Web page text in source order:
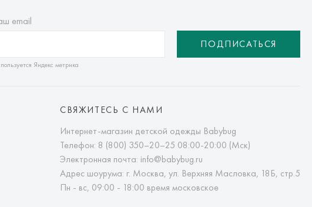
email
Яндекс метрика
ПОДПИСАТЬСЯ
СВЯЖИТЕСЬ С НАМИ
Интернет-магазин детской одежды Babybug
Телефон: 8 (800) 350–20–25 08:00-20:00 (Мск)
Электронная почта: info@babybug.ru
Адрес шоурума: г. Москва, ул. Верхняя Масловка, 18Б, стр.5
Пн - вс, 09:00 - 18:00 время московское